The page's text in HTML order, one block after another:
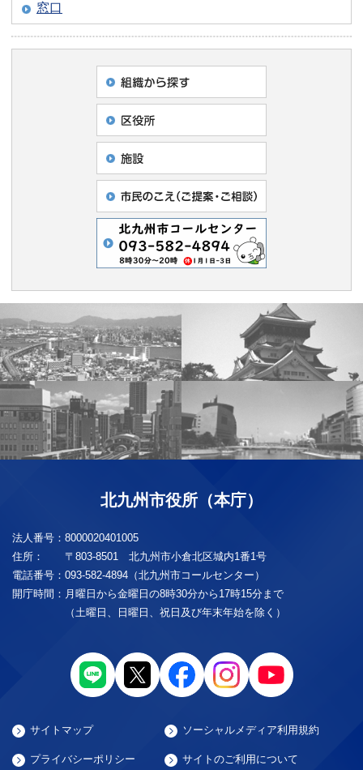
窓口
北九州市役所（本庁）
法人番号： 8000020401005
住所：
〒803-8501 北九州市小倉北区城内1番1号
電話番号： 093-582-4894（北九州市コールセンター）
開庁時間： 月曜日から金曜日の8時30分から17時15分まで
（土曜日、日曜日、祝日及び年末年始を除く）
サイトマップ ソーシャルメディア利用規約
プライバシーポリシー サイトのご利用について